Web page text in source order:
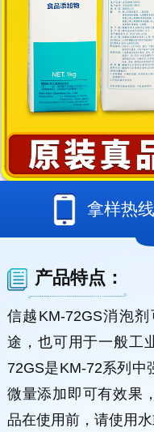
产品特点：
信越KM-72GS消泡
途，也可用于一般工
72GS是KM-72系列中
微量添加即可有效果
品在使用前，请使用
拿样热线